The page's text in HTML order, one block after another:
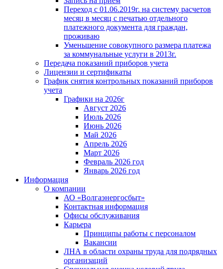
Переход с 01.06.2019г. на систему расчетов
месяц в месяц с печатью отдельного
платежного документа для граждан,
проживаю
Уменьшение совокупного размера платежа
за коммунальные услуги в 2013г.
Передача показаний приборов учета
Лицензии и сертификаты
График снятия контрольных показаний приборов
учета
Графики на 2026г
Август 2026
Июль 2026
Июнь 2026
Май 2026
Апрель 2026
Март 2026
Февраль 2026 год
Январь 2026 год
Информация
О компании
АО «Волгаэнергосбыт»
Контактная информация
Офисы обслуживания
Карьера
Принципы работы с персоналом
Вакансии
ЛНА в области охраны труда для подрядных
организаций